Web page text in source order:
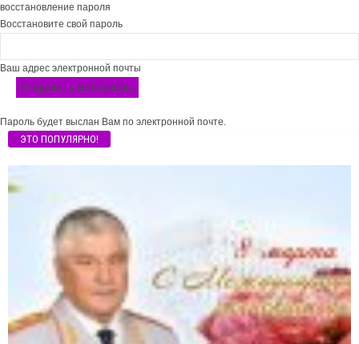
восстановление пароля
Восстановите свой пароль
Ваш адрес электронной почты
Пароль будет выслан Вам по электронной почте.
ЭТО ПОПУЛЯРНО!